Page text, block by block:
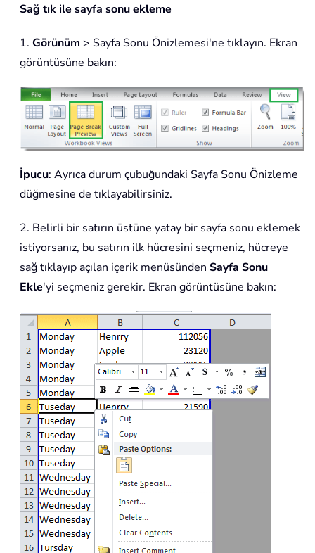
Sağ tık ile sayfa sonu ekleme
1. Görünüm > Sayfa Sonu Önizlemesi'ne tıklayın. Ekran
görüntüsüne bakın:
İpucu: Ayrıca durum çubuğundaki Sayfa Sonu Önizleme
düğmesine de tıklayabilirsiniz.
2. Belirli bir satırın üstüne yatay bir sayfa sonu eklemek
istiyorsanız, bu satırın ilk hücresini seçmeniz, hücreye
sağ tıklayıp açılan içerik menüsünden Sayfa Sonu
Ekle'yi seçmeniz gerekir. Ekran görüntüsüne bakın: